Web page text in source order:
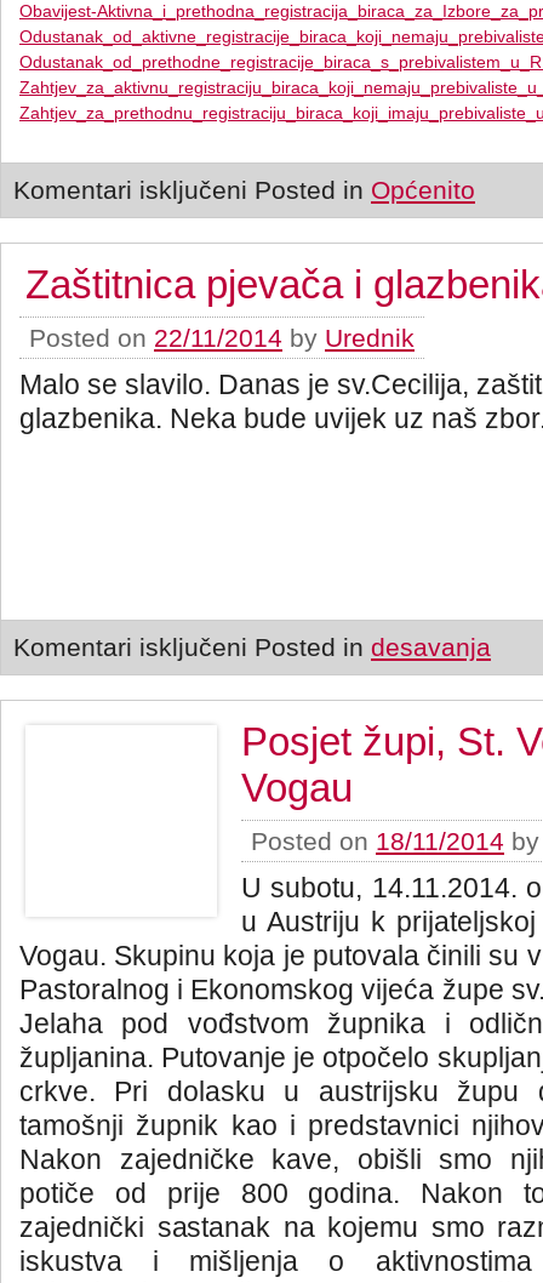
Obavijest-
Komentari isključeni Posted in Općenito
Zaštitnica pjevača i
Posted on 22/11/2014 by Urednik
Malo se slavilo. Danas je sv.Cecilija,
glazbenika. Neka bude uvijek uz naš
Komentari isključeni Posted in desavanja
Posjet župi, St.
Vogau
Posted on 18/11/2014
U subotu, 14.11.2014.
u Austriju k
Vogau. Skupinu koja je putovala činili su
Pastoralnog i Ekonomskog vijeća župe
Jelaha pod vođstvom župnika i
župljanina. Putovanje je otpočelo
crkve. Pri dolasku u austrijsku župu
tamošnji župnik kao i predstavnici
Nakon zajedničke kave, obišli smo
potiče od prije 800 godina. Nakon
zajednički sastanak na kojemu smo
iskustva i mišljenja o